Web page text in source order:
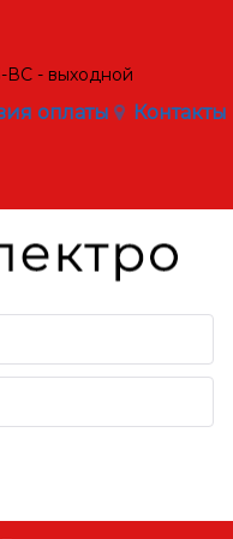
- выходной
оплаты Контакты